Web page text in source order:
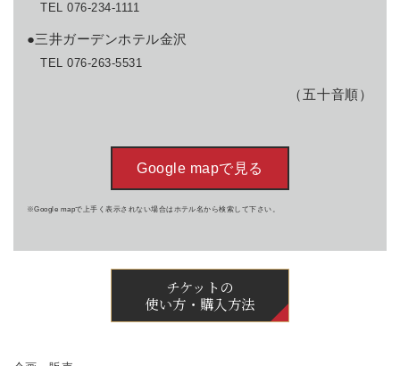
TEL 076-234-1111
●三井ガーデンホテル金沢
TEL 076-263-5531
（五十音順）
Google mapで見る
※Google mapで上手く表示されない場合はホテル名から検索して下さい。
チケットの
使い方・購入方法